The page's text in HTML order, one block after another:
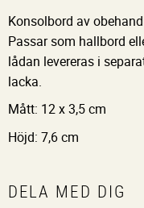
Konsolbord av
Passar som hallbord
lådan levereras i
lacka.
Mått: 12 x 3,5 cm
Höjd: 7,6 cm
DELA MED DIG